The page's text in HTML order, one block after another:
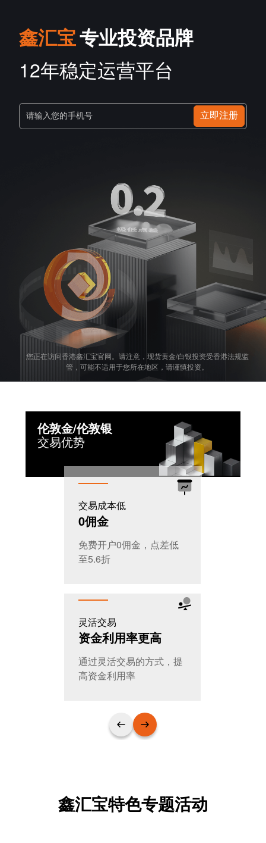
鑫汇宝专业投资品牌
12年稳定运营平台
请输入您的手机号 立即注册
您正在访问香港鑫汇宝官网。请注意，现货黄金/白银投资受香港法规监
管，可能不适用于您所在地区，请谨慎投资。
伦敦金/伦敦银
交易优势
交易成本低
0佣金
免费开户0佣金，点差低
至5.6折
灵活交易
资金利用率更高
通过灵活交易的方式，提
高资金利用率
鑫汇宝特色专题活动